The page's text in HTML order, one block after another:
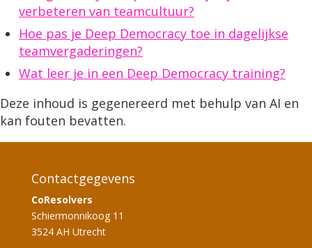
verbeteren van teamcultuur?
Hoe pas je Deep Democracy toe in dagelijkse
teamvergaderingen?
Wat leer je in een Deep Democracy training?
Deze inhoud is gegenereerd met behulp van AI en
kan fouten bevatten.
Contactgegevens
CoResolvers
Schiermonnikoog 11
3524 AH Utrecht